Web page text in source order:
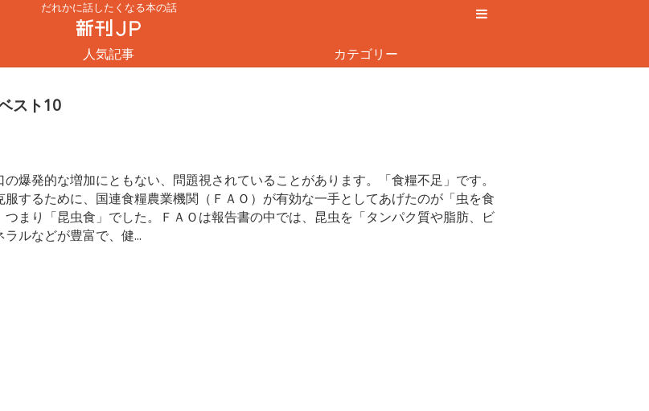
だれかに話したくなる本の話
人気記事 カテゴリー
スト10
爆発的な増加にともない、問題視されていることがあります。「食糧不足」です。
服するために、国連食糧農業機関（ＦＡＯ）が有効な一手としてあげたのが「虫を食
つまり「昆虫食」でした。ＦＡＯは報告書の中では、昆虫を「タンパク質や脂肪、ビ
ラルなどが豊富で、健...